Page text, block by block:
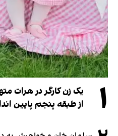
۱
یک زن کارگر در هرات
از طبقه پنجم پایین